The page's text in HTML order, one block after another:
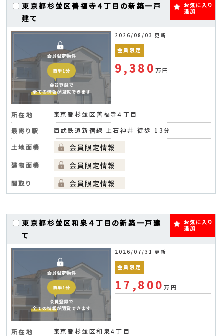
東京都杉並区善福寺４丁目の新築一戸
建て
お気に入り
追加
2026/08/03 更新
会員限定
9,380万円
所在地
東京都杉並区善福寺４丁目
最寄り駅
西武鉄道新宿線 上石神井 徒歩 13分
土地面積
建物面積
間取り
東京都杉並区和泉４丁目の新築一戸建
て
お気に入り
追加
2026/07/31 更新
会員限定
17,800万円
所在地 東京都杉並区和泉４丁目